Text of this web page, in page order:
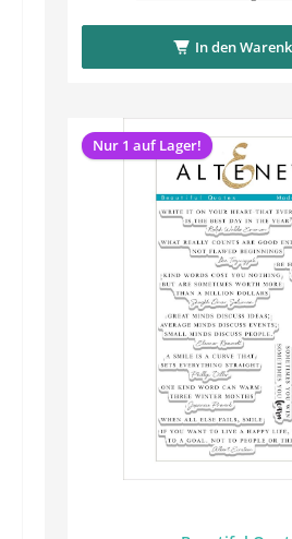
In den
Nur 1 auf Lager!